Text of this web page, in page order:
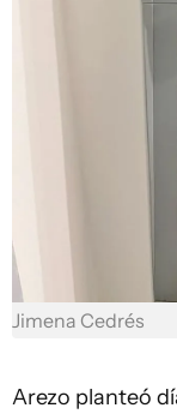
Jimena Cedrés
Arezo planteó